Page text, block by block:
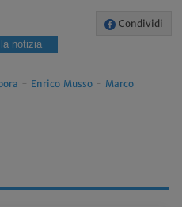
Condividi
notizia
- Enrico Musso- Marco